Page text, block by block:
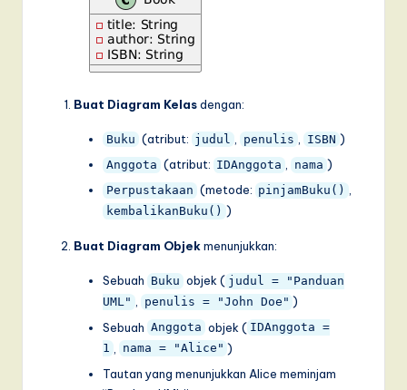
Buat Diagram Kelasdengan:
Buku (atribut: judul , penulis , ISBN )
Anggota (atribut: IDAnggota , nama )
Perpustakaan (metode: pinjamBuku() ,
kembalikanBuku() )
Buat Diagram Objekmenunjukkan:
Sebuah Buku objek ( judul = "Panduan
UML" , penulis = "John Doe" )
Sebuah Anggota objek ( IDAnggota =
1 , nama = "Alice" )
Tautan yang menunjukkan Alice meminjam